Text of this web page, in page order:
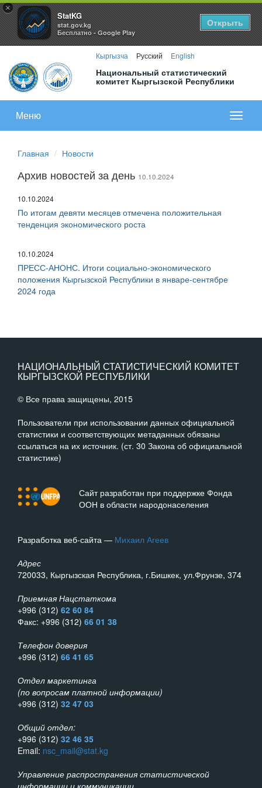
×
StatKG
stat.gov.kg
Бесплатно - Google Play
Открыть
Кыргызча Русский English
Национальный статистический
комитет Кыргызской Республики
меню
Меню
Главная Новости
Архив новостей за день 10.10.2024
10.10.2024
По итогам девяти месяцев отмечена положительная
тенденция экономического роста
10.10.2024
ПРЕСС-АНОНС. Итоги социально-экономического
положения Кыргызской Республики в январе-сентябре
2024 года
НАЦИОНАЛЬНЫЙ СТАТИСТИЧЕСКИЙ КОМИТЕТ
КЫРГЫЗСКОЙ РЕСПУБЛИКИ
© Все права защищены, 2015
Пользователи при использовании данных официальной
статистики и соответствующих метаданных обязаны
ссылаться на их источник. (ст. 30 Закона об официальной
статистике)
Сайт разработан при поддержке Фонда
ООН в области народонаселения
Разработка веб-сайта — Михаил Агеев
Адрес
720033, Кыргызская Республика, г.Бишкек, ул.Фрунзе, 374
Приемная Нацстаткома
+996 (312) 62 60 84
Факс: +996 (312) 66 01 38
Телефон доверия
+996 (312) 66 41 65
Отдел маркетинга
(по вопросам платной информации)
+996 (312) 32 47 03
Общий отдел:
+996 (312) 32 46 35
Email: nsc_mail@stat.kg
Управление распространения статистической
информации и коммуникации